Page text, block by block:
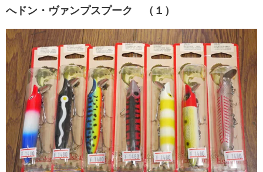
へドン・ヴァンプスプーク （１）